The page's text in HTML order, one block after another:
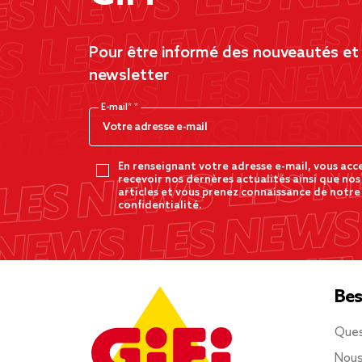
Pour être informé des nouveautés
newsletter
E-mail*
En renseignant votre adresse e-mail, vous
recevoir nos dernères actualités ainsi que
articles et vous prenez connaissance de
confidentialité.